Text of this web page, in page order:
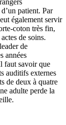
patient. Par
également servir
coton très fin,
de soins.
de
années
faut savoir que
auditifs externes
de deux à quatre
adulte perde la